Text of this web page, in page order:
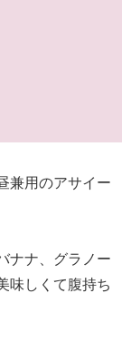
兼用のアサイー
ナナ、グラノー
味しくて腹持ち